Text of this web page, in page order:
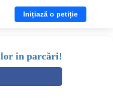
Inițiază o petiție
in parcări!